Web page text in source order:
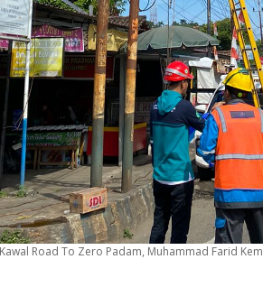
Road To Zero Padam, Muhammad Farid